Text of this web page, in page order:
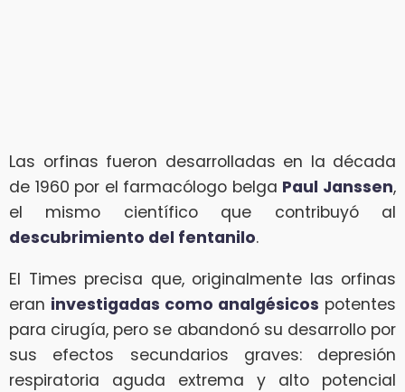
Las orfinas fueron desarrolladas en la década
de 1960 por el farmacólogo belga Paul Janssen,
el mismo científico que contribuyó al
descubrimiento del fentanilo.
El Times precisa que, originalmente las orfinas
eran investigadas como analgésicos potentes
para cirugía, pero se abandonó su desarrollo por
sus efectos secundarios graves: depresión
respiratoria aguda extrema y alto potencial